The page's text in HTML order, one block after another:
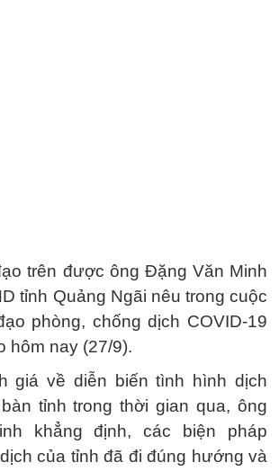
trên được ông Đặng Văn Minh
tỉnh Quảng Ngãi nêu trong cuộc
phòng, chống dịch COVID-19
hôm nay (27/9).
giá về diễn biến tình hình dịch
tỉnh trong thời gian qua, ông
khẳng định, các biện pháp
của tỉnh đã đi đúng hướng và